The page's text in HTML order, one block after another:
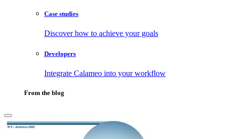
Case studies
Discover how to achieve your goals
Developers
Integrate Calameo into your workflow
From the blog